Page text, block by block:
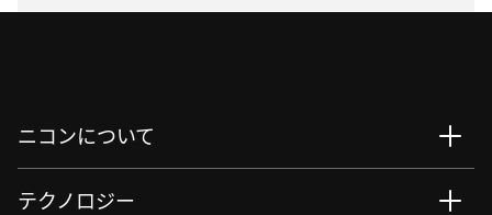
ニコンについて
テクノロジー